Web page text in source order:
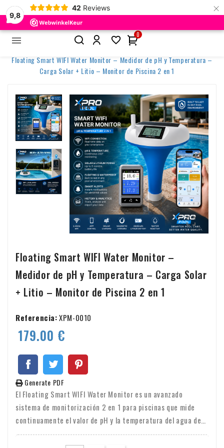
9,8
42 Reviews ×
 
0
Inicio
Floating Smart WIFI Water Monitor – Medidor de pH y Temperatura –
Carga Solar + Litio – Monitor de Piscina 2 en 1
New

Floating Smart WIFI Water Monitor –
Medidor de pH y Temperatura – Carga Solar
+ Litio – Monitor de Piscina 2 en 1
Referencia:XPM-0010
179.00 €
Generate PDF
El Floating Smart WIFI Water Monitor es un avanzado
sistema de monitorización 2 en 1 para piscinas que mide
continuamente el valor de pH y la temperatura del agua de
su piscina, spa o jacuzzi. Gracias a la conectividad WIFI